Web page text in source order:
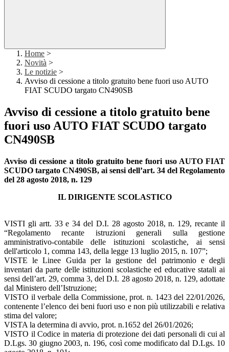
Home >
Novità >
Le notizie >
Avviso di cessione a titolo gratuito bene fuori uso AUTO
FIAT SCUDO targato CN490SB
Avviso di cessione a titolo gratuito bene
fuori uso AUTO FIAT SCUDO targato
CN490SB
Avviso di cessione a titolo gratuito bene fuori uso AUTO FIAT
SCUDO targato CN490SB, ai sensi dell’art. 34 del Regolamento
del 28 agosto 2018, n. 129
IL DIRIGENTE SCOLASTICO
VISTI gli artt. 33 e 34 del D.I. 28 agosto 2018, n. 129, recante il
“Regolamento recante istruzioni generali sulla gestione
amministrativo-contabile delle istituzioni scolastiche, ai sensi
dell'articolo 1, comma 143, della legge 13 luglio 2015, n. 107”;
VISTE le Linee Guida per la gestione del patrimonio e degli
inventari da parte delle istituzioni scolastiche ed educative statali ai
sensi dell’art. 29, comma 3, del D.I. 28 agosto 2018, n. 129, adottate
dal Ministero dell’Istruzione;
VISTO il verbale della Commissione, prot. n. 1423 del 22/01/2026,
contenente l’elenco dei beni fuori uso e non più utilizzabili e relativa
stima del valore;
VISTA la determina di avvio, prot. n.1652 del 26/01/2026;
VISTO il Codice in materia di protezione dei dati personali di cui al
D.Lgs. 30 giugno 2003, n. 196, così come modificato dal D.Lgs. 10